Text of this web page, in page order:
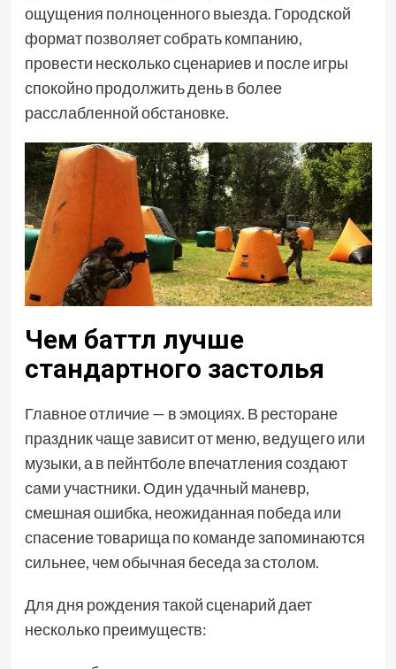
ощущения полноценного выезда. Городской
формат позволяет собрать компанию,
провести несколько сценариев и после игры
спокойно продолжить день в более
расслабленной обстановке.
Чем баттл лучше
стандартного застолья
Главное отличие — в эмоциях. В ресторане
праздник чаще зависит от меню, ведущего или
музыки, а в пейнтболе впечатления создают
сами участники. Один удачный маневр,
смешная ошибка, неожиданная победа или
спасение товарища по команде запоминаются
сильнее, чем обычная беседа за столом.
Для дня рождения такой сценарий дает
несколько преимуществ: